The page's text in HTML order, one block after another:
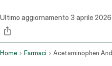
Ultimo aggiornamento 3 aprile 2026
Home Farmaci Acetaminophen